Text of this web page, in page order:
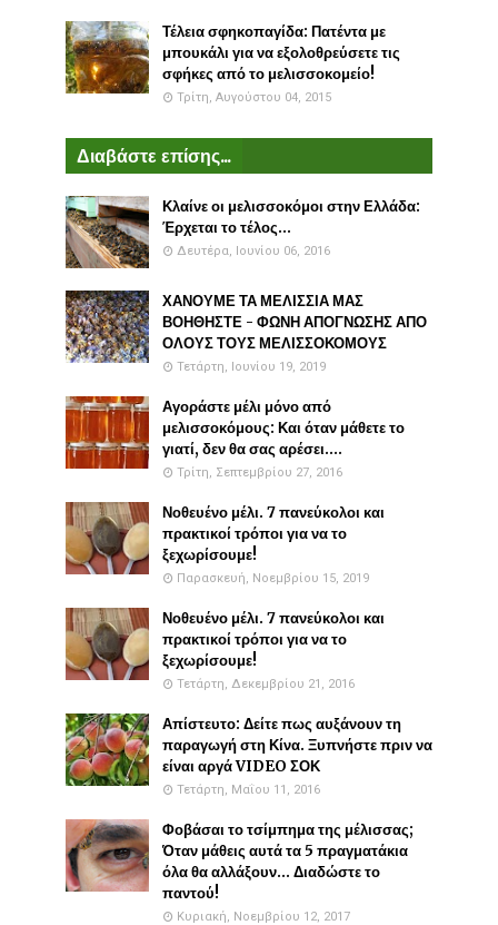
Τέλεια σφηκοπαγίδα: Πατέντα με
μπουκάλι για να εξολοθρεύσετε τις
σφήκες από το μελισσοκομείο!
Τρίτη, Αυγούστου 04, 2015
Διαβάστε επίσης...
Κλαίνε οι μελισσοκόμοι στην Ελλάδα:
Έρχεται το τέλος...
Δευτέρα, Ιουνίου 06, 2016
ΧΑΝΟΥΜΕ ΤΑ ΜΕΛΙΣΣΙΑ ΜΑΣ
ΒΟΗΘΗΣΤΕ - ΦΩΝΗ ΑΠΟΓΝΩΣΗΣ ΑΠΟ
ΟΛΟΥΣ ΤΟΥΣ ΜΕΛΙΣΣΟΚΟΜΟΥΣ
Τετάρτη, Ιουνίου 19, 2019
Αγοράστε μέλι μόνο από
μελισσοκόμους: Και όταν μάθετε το
γιατί, δεν θα σας αρέσει....
Τρίτη, Σεπτεμβρίου 27, 2016
Νοθευένο μέλι. 7 πανεύκολοι και
πρακτικοί τρόποι για να το
ξεχωρίσουμε!
Παρασκευή, Νοεμβρίου 15, 2019
Νοθευένο μέλι. 7 πανεύκολοι και
πρακτικοί τρόποι για να το
ξεχωρίσουμε!
Τετάρτη, Δεκεμβρίου 21, 2016
Απίστευτο: Δείτε πως αυξάνουν τη
παραγωγή στη Κίνα. Ξυπνήστε πριν να
είναι αργά VIDEO ΣΟΚ
Τετάρτη, Μαΐου 11, 2016
Φοβάσαι το τσίμπημα της μέλισσας;
Όταν μάθεις αυτά τα 5 πραγματάκια
όλα θα αλλάξουν... Διαδώστε το
παντού!
Κυριακή, Νοεμβρίου 12, 2017